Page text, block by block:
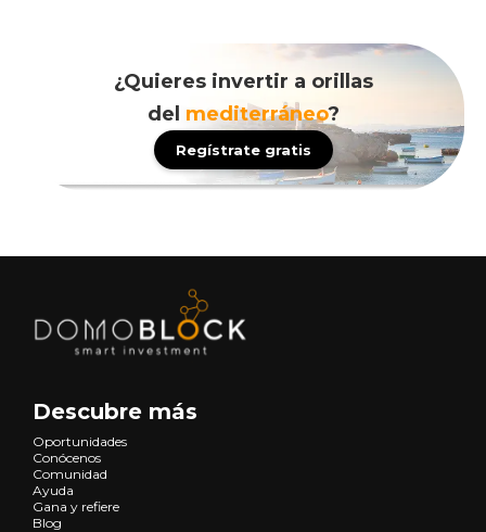
¿Quieres invertir a orillas
del mediterráneo?
Regístrate gratis
Descubre más
Oportunidades
Conócenos
Comunidad
Ayuda
Gana y refiere
Blog